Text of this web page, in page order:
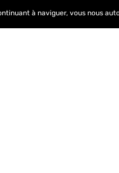
à naviguer, vous nous